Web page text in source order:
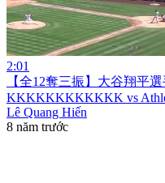
2:01
【全12奪三振】大谷翔平選
KKKKKKKKKKKK vs
Lê Quang Hiến
8 năm trước